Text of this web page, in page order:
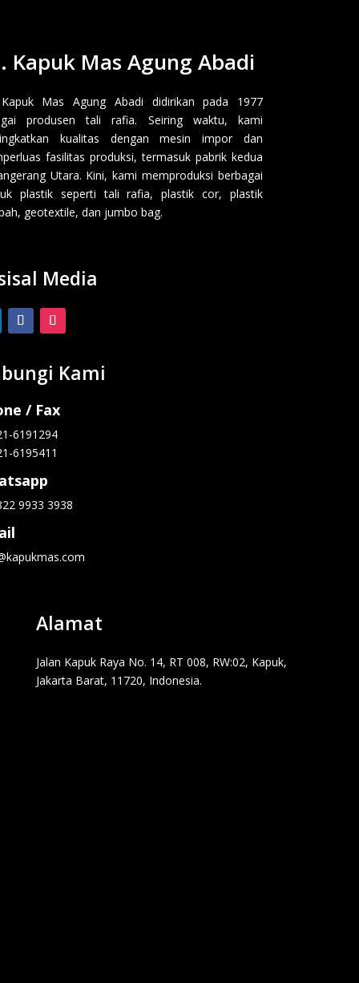
Kapuk Mas Agung Abadi
Mas Agung Abadi didirikan pada 1977
produsen tali rafia. Seiring waktu, kami
kualitas dengan mesin impor dan
fasilitas produksi, termasuk pabrik kedua
Utara. Kini, kami memproduksi berbagai
plastik seperti tali rafia, plastik cor, plastik
geotextile, dan jumbo bag.
Media
Kami
/ Fax
6191294
6195411
9933 3938
Alamat
Jalan Kapuk Raya No. 14, RT 008, RW:02, Kapuk,
Jakarta Barat, 11720, Indonesia.